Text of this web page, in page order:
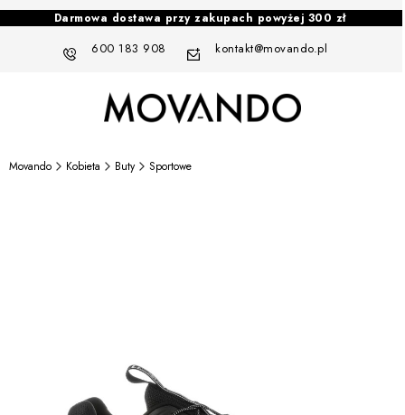
Darmowa dostawa przy zakupach powyżej 300 zł
600 183 908 kontakt@movando.pl
Movando Kobieta Buty Sportowe